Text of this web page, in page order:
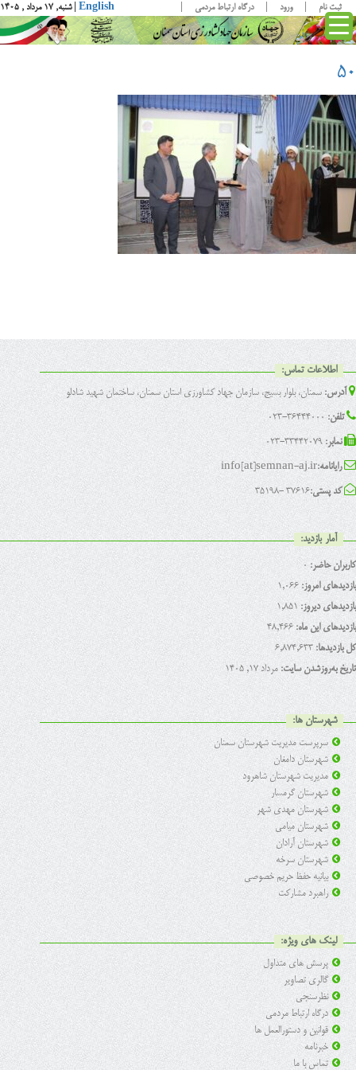
English | شنبه, ۱۷ مرداد , ۱۴۰۵ ثبت نام ورود درگاه ارتباط مردمی
۵۰
اطلاعات تماس:
آدرس: سمنان، بلوار بسیج، سازمان جهاد کشاورزی استان سمنان، ساختمان شهید شادلو
تلفن: 36444000-023
نمابر: 33442079-023
رایانامه:info[at]semnan-aj.ir
کد پستی:37616 -35198
آمار بازدید:
کاربران حاضر: 0
بازدیدهای امروز: 1,066
بازدیدهای دیروز: 1,851
بازدیدهای این ماه:48,466
کل بازدیدها:6,874,633
تاریخ به‌روزشدن سایت: مرداد ۱۷, ۱۴۰۵
شهرستان ها:
سرپرست مدیریت شهرستان سمنان
شهرستان دامغان
مدیریت شهرستان شاهرود
شهرستان گرمسار
شهرستان مهدی شهر
شهرستان میامی
شهرستان آرادان
شهرستان سرخه
بیانیه حفظ حریم خصوصی
راهبرد مشارکت
لینک های ویژه:
پرسش های متداول
گالری تصاویر
نظرسنجی
درگاه ارتباط مردمی
قوانین و دستورالعمل ها
خبرنامه
تماس با ما